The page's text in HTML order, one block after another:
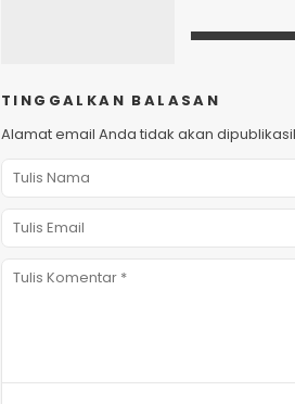
TINGGALKAN BALASAN
Alamat email Anda tidak akan